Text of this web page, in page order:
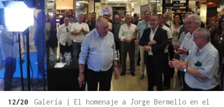
12/20
Galería | El homenaje a Jorge Bermello en el